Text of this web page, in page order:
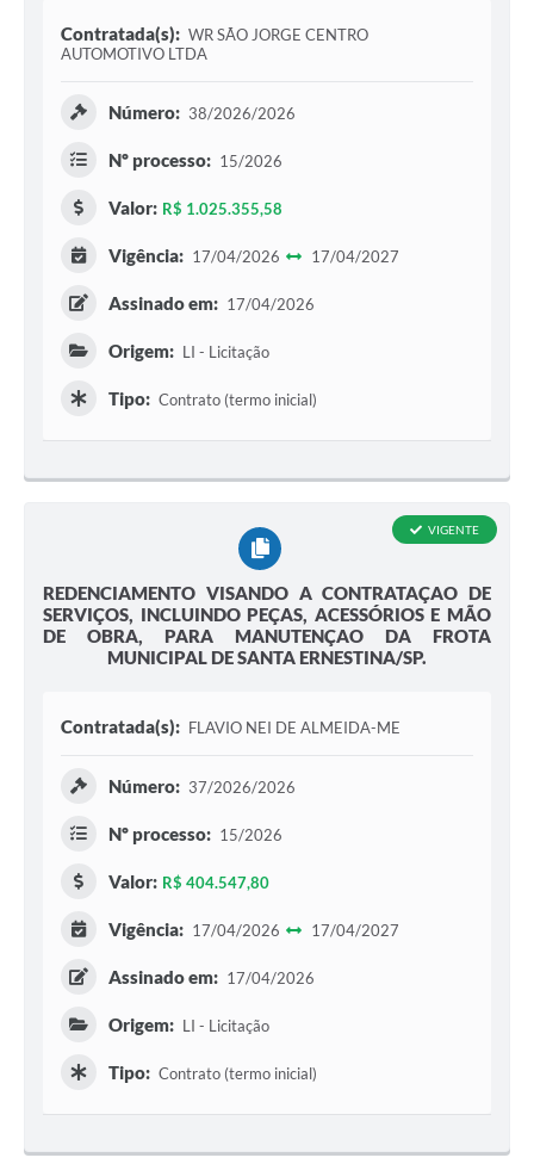
Contratada(s): WR SÃO JORGE CENTRO
AUTOMOTIVO LTDA
Número: 38/2026/2026
Nº processo: 15/2026
Valor: R$ 1.025.355,58
Vigência: 17/04/2026 17/04/2027
Assinado em: 17/04/2026
Origem: LI - Licitação
Tipo: Contrato (termo inicial)
REDENCIAMENTO VISANDO A CONTRATAÇAO DE
SERVIÇOS, INCLUINDO PEÇAS, ACESSÓRIOS E MÃO
DE OBRA, PARA MANUTENÇAO DA FROTA
MUNICIPAL DE SANTA ERNESTINA/SP.
VIGENTE
Contratada(s): FLAVIO NEI DE ALMEIDA-ME
Número: 37/2026/2026
Nº processo: 15/2026
Valor: R$ 404.547,80
Vigência: 17/04/2026 17/04/2027
Assinado em: 17/04/2026
Origem: LI - Licitação
Tipo: Contrato (termo inicial)